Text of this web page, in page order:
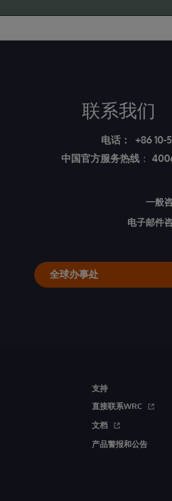
联系我们
电话：
+86 10-
中国官方服务热线 ：
一般
电子邮件
全球办事处
支持
直接联系WRC
文档
产品警报和公告